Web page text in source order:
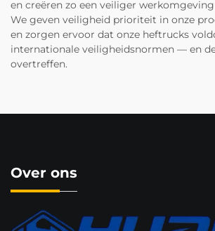
en creëren zo een veiliger
We geven veiligheid prioriteit in onze
en zorgen ervoor dat onze heftrucks
internationale veiligheidsnormen — en
overtreffen.
Over ons